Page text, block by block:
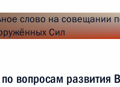
вопросам развития